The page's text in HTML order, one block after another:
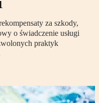
za szkody,
o świadczenie usługi
praktyk